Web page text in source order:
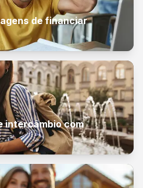
de financiar
intercâmbio com